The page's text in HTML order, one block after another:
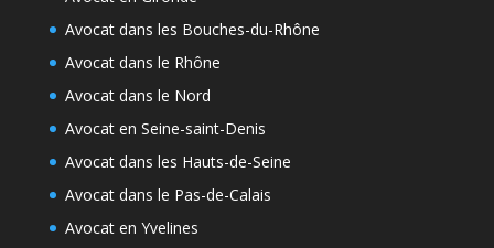
Avocat dans les Bouches-du-Rhône
Avocat dans le Rhône
Avocat dans le Nord
Avocat en Seine-saint-Denis
Avocat dans les Hauts-de-Seine
Avocat dans le Pas-de-Calais
Avocat en Yvelines